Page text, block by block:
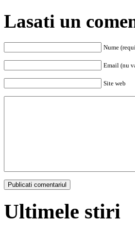
Lasati un
Nume
Email (nu
Site web
Ultimele stiri